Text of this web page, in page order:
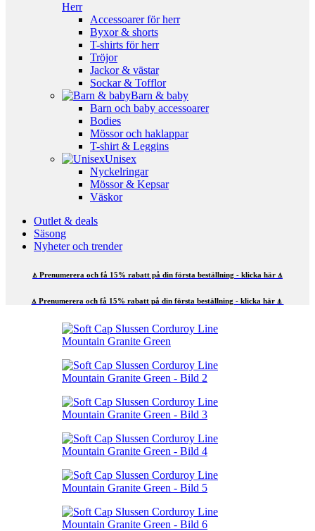
Herr
Accessoarer för herr
Byxor & shorts
T-shirts för herr
Tröjor
Jackor & västar
Sockar & Tofflor
Barn & baby
Barn och baby accessoarer
Bodies
Mössor och haklappar
T-shirt & Leggins
Unisex
Nyckelringar
Mössor & Kepsar
Väskor
Outlet & deals
Säsong
Nyheter och trender
⍋ Prenumerera och få 15% rabatt på din första beställning - klicka här ⍋
⍋ Prenumerera och få 15% rabatt på din första beställning - klicka här ⍋